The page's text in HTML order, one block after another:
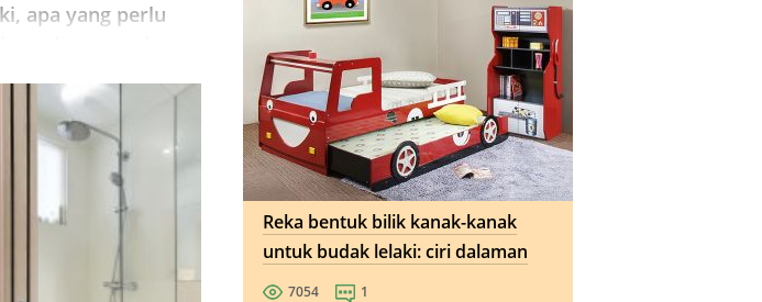
apa yang perlu
untuk
Reka bentuk bilik kanak-kanak
untuk budak lelaki: ciri dalaman
7054 1